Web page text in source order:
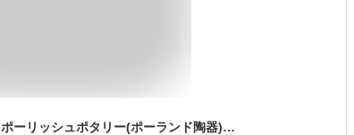
【P10倍・クーポン】ポーリッシュポタリー(ポーランド陶器) ボレスワヴィエツ コーヒーカップ＆ソーサー 160ml／14.2cm 913／710／D-1170 /// ザクワディ コーヒーカップアンドソーサー かわいい おしゃれ レンジ対応 食洗機対応 洋食器 厚手 // ギフト プレゼント 贈り物